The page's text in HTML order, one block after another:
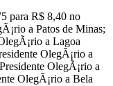
para R$ 8,40 no
a Patos de Minas;
a Lagoa
OlegÃ¡rio a
OlegÃ¡rio a
OlegÃ¡rio a Bela